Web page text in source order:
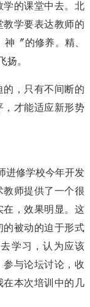
的课堂中去。北
学要表达教师的
〞的修养。精、
扬。
，只有不间断的
才能适应新形势
进修学校今年开发
师提供了一个很
，效果明显。这
的被动的迫于形式
学习，认为应该
与论坛讨论，收
本次培训中的几